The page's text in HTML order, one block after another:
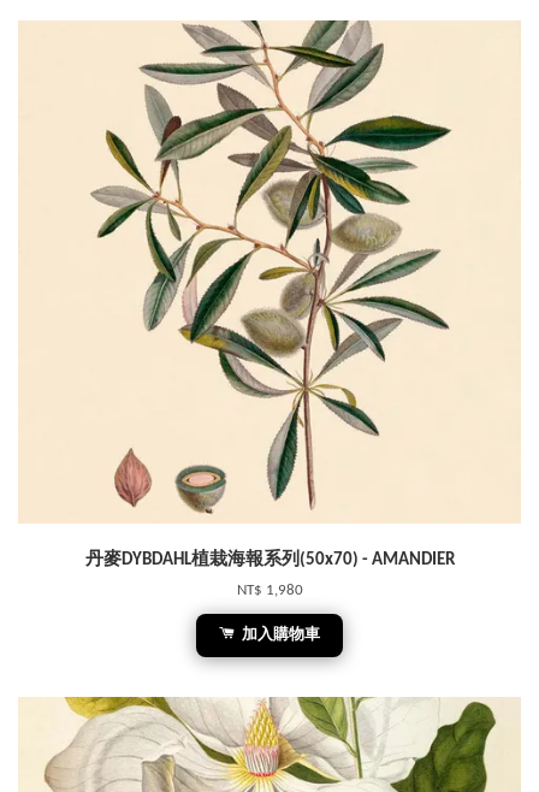
丹麥DYBDAHL植栽海報系列(50x70) - AMANDIER
NT$ 1,980
加入購物車